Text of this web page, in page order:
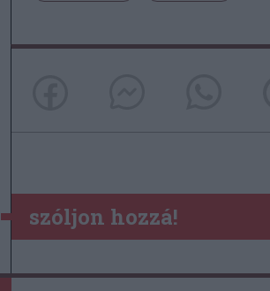
szóljon hozzá!